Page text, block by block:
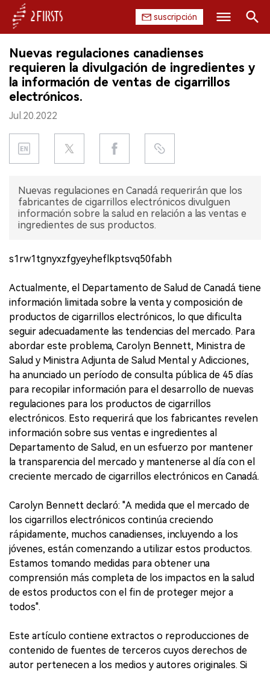
suscripción
INICIO
EMPRESA
PRODUCTO
REGULACIÓN
DATOS
ENTREVISTA
Nuevas regulaciones canadienses
requieren la divulgación de ingredientes y
la información de ventas de cigarrillos
electrónicos.
Jul.20.2022
Nuevas regulaciones en Canadá requerirán que los
fabricantes de cigarrillos electrónicos divulguen
información sobre la salud en relación a las ventas e
ingredientes de sus productos.
s1rw1tgnyxzfgyeyheflkptsvq50fabh
Actualmente, el Departamento de Salud de Canadá tiene
información limitada sobre la venta y composición de
productos de cigarrillos electrónicos, lo que dificulta
seguir adecuadamente las tendencias del mercado. Para
abordar este problema, Carolyn Bennett, Ministra de
Salud y Ministra Adjunta de Salud Mental y Adicciones,
ha anunciado un período de consulta pública de 45 días
para recopilar información para el desarrollo de nuevas
regulaciones para los productos de cigarrillos
electrónicos. Esto requerirá que los fabricantes revelen
información sobre sus ventas e ingredientes al
Departamento de Salud, en un esfuerzo por mantener
la transparencia del mercado y mantenerse al día con el
creciente mercado de cigarrillos electrónicos en Canadá.
Carolyn Bennett declaró: "A medida que el mercado de
los cigarrillos electrónicos continúa creciendo
rápidamente, muchos canadienses, incluyendo a los
jóvenes, están comenzando a utilizar estos productos.
Estamos tomando medidas para obtener una
comprensión más completa de los impactos en la salud
de estos productos con el fin de proteger mejor a
todos".
Este artículo contiene extractos o reproducciones de
contenido de fuentes de terceros cuyos derechos de
autor pertenecen a los medios y autores originales. Si